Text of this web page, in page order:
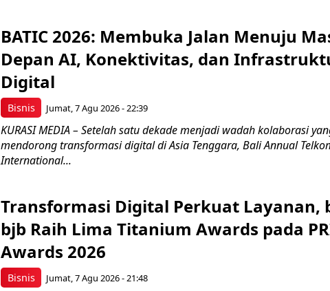
Bisnis
BATIC 2026: Membuka Jalan Menuju
Depan AI, Konektivitas, dan
Digital
Jumat, 7 Agu 2026 - 22:39
KURASI MEDIA – Setelah satu dekade menjadi wadah kolaborasi
mendorong transformasi digital di Asia Tenggara, Bali Annual
International...
Bisnis
Transformasi Digital Perkuat Layanan,
bjb Raih Lima Titanium Awards pada
Awards 2026
Jumat, 7 Agu 2026 - 21:48